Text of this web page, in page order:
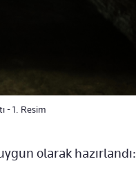
- 1. Resim
olarak hazırlandı: